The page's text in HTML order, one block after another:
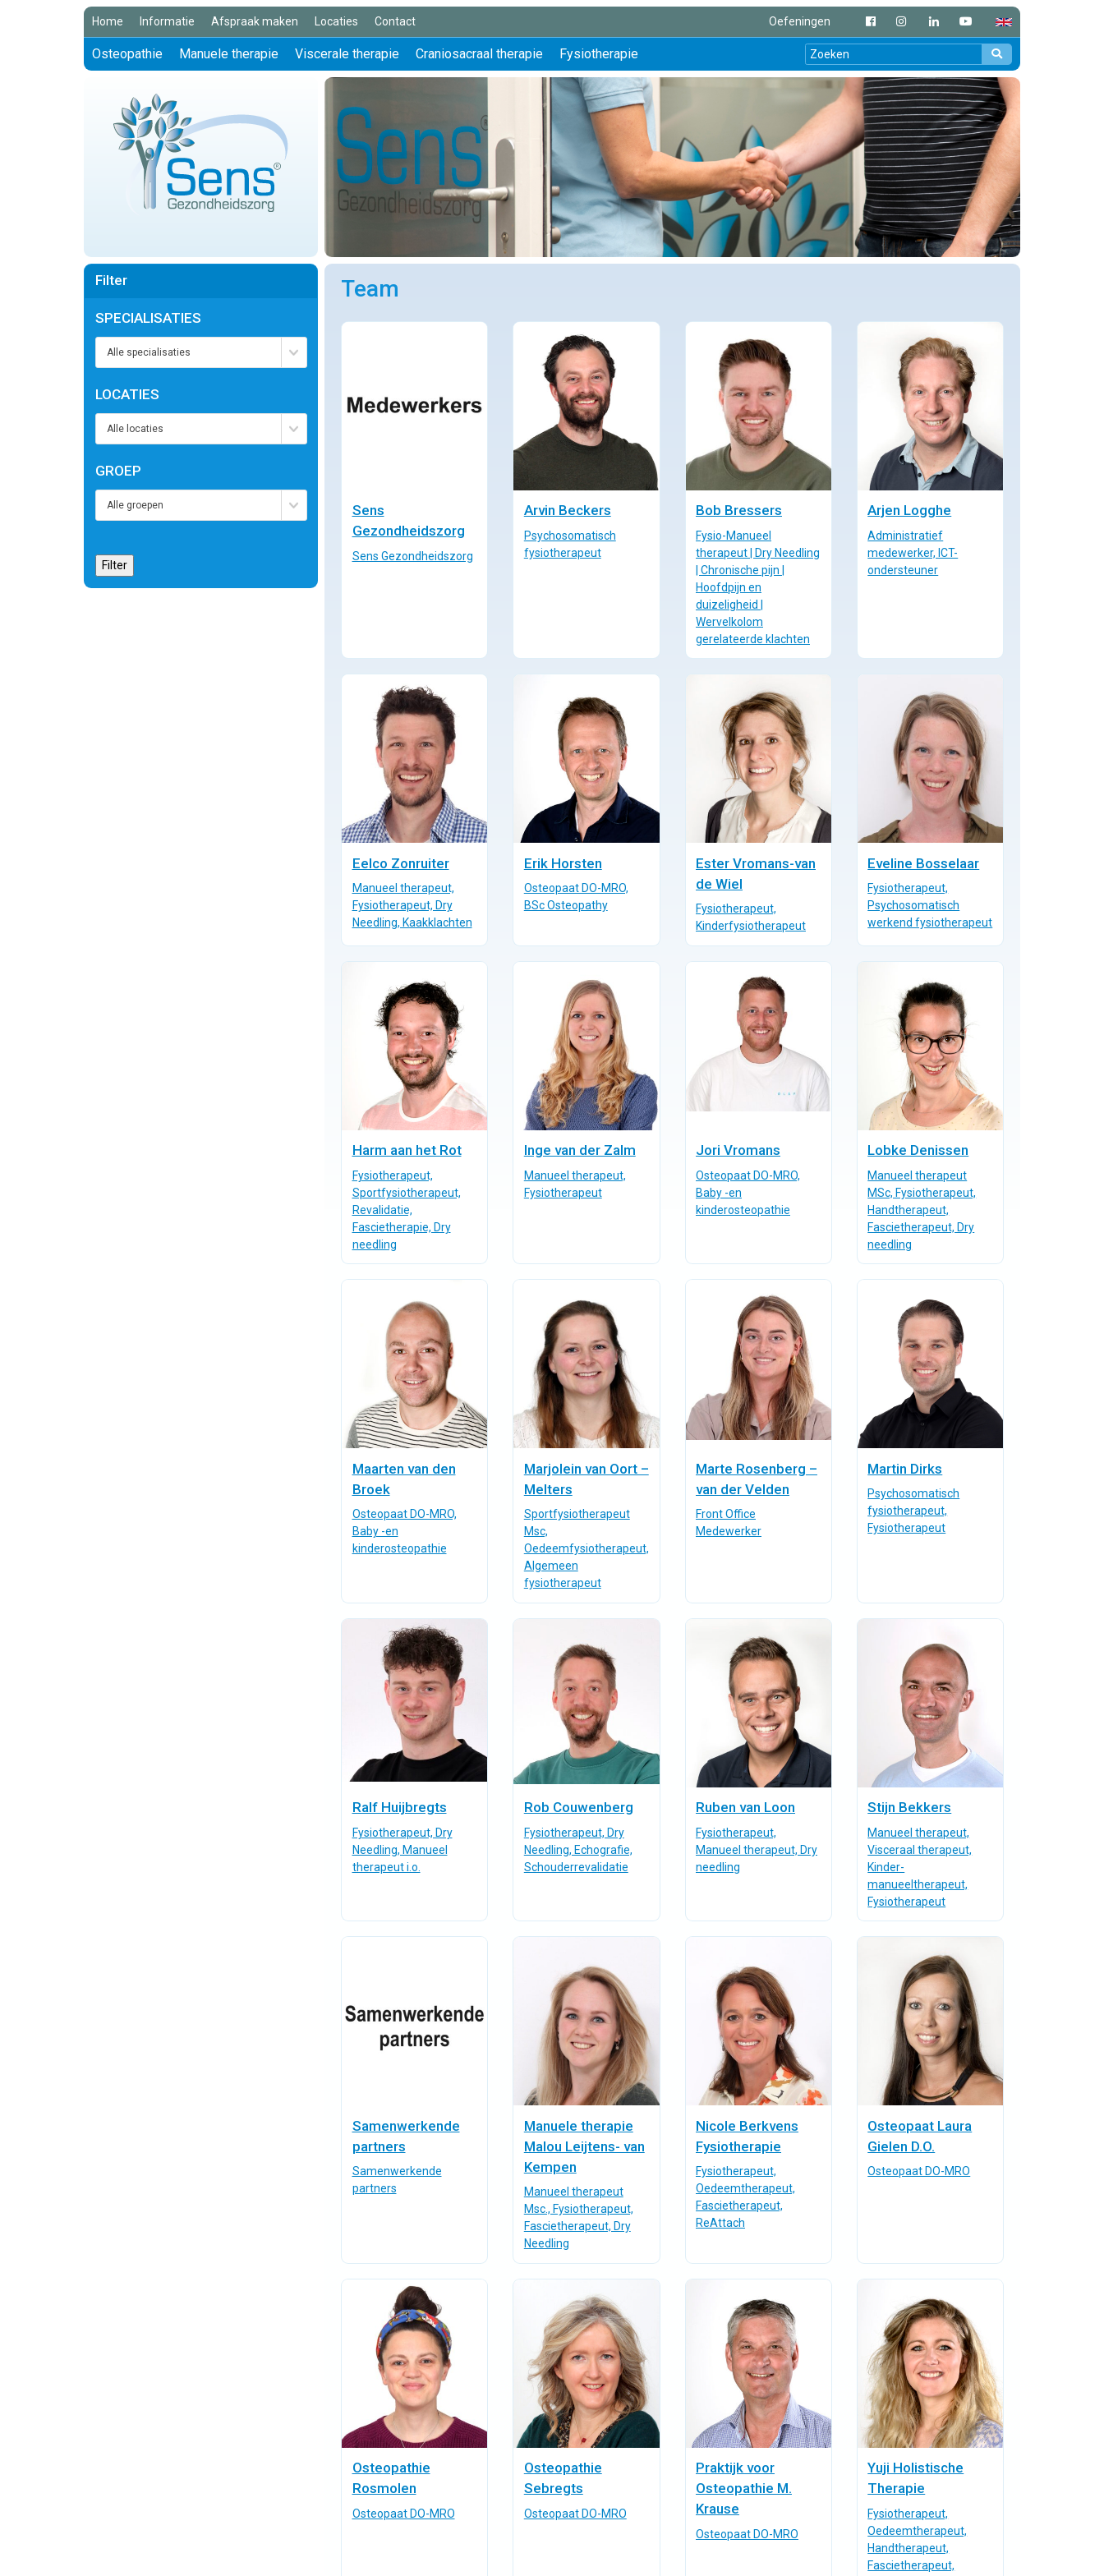
Home Informatie Afspraak maken Locaties Contact Oefeningen
Osteopathie Manuele therapie Viscerale therapie Craniosacraal therapie Fysiotherapie
Team
Sens
Gezondheidszorg
Sens Gezondheidszorg
Arvin Beckers
Psychosomatisch
fysiotherapeut
Bob Bressers
Fysio-Manueel
therapeut | Dry Needling
| Chronische pijn |
Hoofdpijn en
duizeligheid |
Wervelkolom
gerelateerde klachten
Arjen Logghe
Administratief
medewerker, ICT-
ondersteuner
Eelco Zonruiter
Manueel therapeut,
Fysiotherapeut, Dry
Needling, Kaakklachten
Erik Horsten
Osteopaat DO-MRO,
BSc Osteopathy
Ester Vromans-van
de Wiel
Fysiotherapeut,
Kinderfysiotherapeut
Eveline Bosselaar
Fysiotherapeut,
Psychosomatisch
werkend fysiotherapeut
Harm aan het Rot
Fysiotherapeut,
Sportfysiotherapeut,
Revalidatie,
Fascietherapie, Dry
needling
Inge van der Zalm
Manueel therapeut,
Fysiotherapeut
Jori Vromans
Osteopaat DO-MRO,
Baby -en
kinderosteopathie
Lobke Denissen
Manueel therapeut
MSc, Fysiotherapeut,
Handtherapeut,
Fascietherapeut, Dry
needling
Maarten van den
Broek
Osteopaat DO-MRO,
Baby -en
kinderosteopathie
Marjolein van Oort –
Melters
Sportfysiotherapeut
Msc,
Oedeemfysiotherapeut,
Algemeen
fysiotherapeut
Marte Rosenberg –
van der Velden
Front Office
Medewerker
Martin Dirks
Psychosomatisch
fysiotherapeut,
Fysiotherapeut
Ralf Huijbregts
Fysiotherapeut, Dry
Needling, Manueel
therapeut i.o.
Rob Couwenberg
Fysiotherapeut, Dry
Needling, Echografie,
Schouderrevalidatie
Ruben van Loon
Fysiotherapeut,
Manueel therapeut, Dry
needling
Stijn Bekkers
Manueel therapeut,
Visceraal therapeut,
Kinder-
manueeltherapeut,
Fysiotherapeut
Samenwerkende
partners
Samenwerkende
partners
Manuele therapie
Malou Leijtens- van
Kempen
Manueel therapeut
Msc., Fysiotherapeut,
Fascietherapeut, Dry
Needling
Nicole Berkvens
Fysiotherapie
Fysiotherapeut,
Oedeemtherapeut,
Fascietherapeut,
ReAttach
Osteopaat Laura
Gielen D.O.
Osteopaat DO-MRO
Osteopathie
Rosmolen
Osteopaat DO-MRO
Osteopathie
Sebregts
Osteopaat DO-MRO
Praktijk voor
Osteopathie M.
Krause
Osteopaat DO-MRO
Yuji Holistische
Therapie
Fysiotherapeut,
Oedeemtherapeut,
Handtherapeut,
Fascietherapeut,
Filter
SPECIALISATIES
LOCATIES
GROEP
Filter